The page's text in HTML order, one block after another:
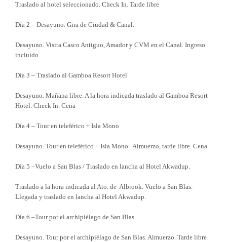
Traslado al hotel seleccionado. Check In. Tarde libre
Día 2 – Desayuno. Gira de Ciudad & Canal.
Desayuno. Visita Casco Antiguo, Amador y CVM en el Canal. Ingreso
incluido
Día 3 – Traslado al Gamboa Resort Hotel
Desayuno. Mañana libre. A la hora indicada traslado al Gamboa Resort
Hotel. Check In. Cena
Día 4 – Tour en teleférico + Isla Mono
Desayuno. Tour en teleférico + Isla Mono. Almuerzo, tarde libre. Cena.
Día 5 –Vuelo a San Blas / Traslado en lancha al Hotel Akwadup.
Traslado a la hora indicada al Ato. de Albrook. Vuelo a San Blas.
Llegada y traslado en lancha al Hotel Akwadup.
Día 6 –Tour por el archipiélago de San Blas
Desayuno. Tour por el archipiélago de San Blas. Almuerzo. Tarde libre